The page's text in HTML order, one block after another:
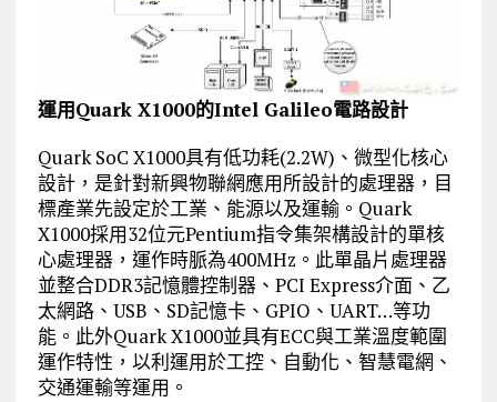
運用Quark X1000的Intel Galileo電路設計
Quark SoC X1000具有低功耗(2.2W)、微型化核心
設計，是針對新興物聯網應用所設計的處理器，目
標產業先設定於工業、能源以及運輸。Quark
X1000採用32位元Pentium指令集架構設計的單核
心處理器，運作時脈為400MHz。此單晶片處理器
並整合DDR3記憶體控制器、PCI Express介面、乙
太網路、USB、SD記憶卡、GPIO、UART…等功
能。此外Quark X1000並具有ECC與工業溫度範圍
運作特性，以利運用於工控、自動化、智慧電網、
交通運輸等運用。